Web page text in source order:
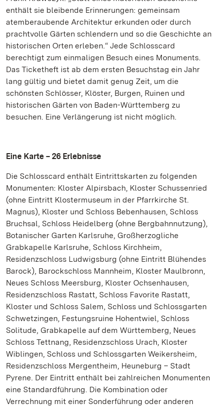
enthält sie bleibende Erinnerungen: gemeinsam
atemberaubende Architektur erkunden oder durch
prachtvolle Gärten schlendern und so die Geschichte an
historischen Orten erleben.“ Jede Schlosscard
berechtigt zum einmaligen Besuch eines Monuments.
Das Ticketheft ist ab dem ersten Besuchstag ein Jahr
lang gültig und bietet damit genug Zeit, um die
schönsten Schlösser, Klöster, Burgen, Ruinen und
historischen Gärten von Baden-Württemberg zu
besuchen. Eine Verlängerung ist nicht möglich.
Eine Karte – 26 Erlebnisse
Die Schlosscard enthält Eintrittskarten zu folgenden
Monumenten: Kloster Alpirsbach, Kloster Schussenried
(ohne Eintritt Klostermuseum in der Pfarrkirche St.
Magnus), Kloster und Schloss Bebenhausen, Schloss
Bruchsal, Schloss Heidelberg (ohne Bergbahnnutzung),
Botanischer Garten Karlsruhe, Großherzogliche
Grabkapelle Karlsruhe, Schloss Kirchheim,
Residenzschloss Ludwigsburg (ohne Eintritt Blühendes
Barock), Barockschloss Mannheim, Kloster Maulbronn,
Neues Schloss Meersburg, Kloster Ochsenhausen,
Residenzschloss Rastatt, Schloss Favorite Rastatt,
Kloster und Schloss Salem, Schloss und Schlossgarten
Schwetzingen, Festungsruine Hohentwiel, Schloss
Solitude, Grabkapelle auf dem Württemberg, Neues
Schloss Tettnang, Residenzschloss Urach, Kloster
Wiblingen, Schloss und Schlossgarten Weikersheim,
Residenzschloss Mergentheim, Heuneburg – Stadt
Pyrene. Der Eintritt enthält bei zahlreichen Monumenten
eine Standardführung. Die Kombination oder
Verrechnung mit einer Sonderführung oder anderen